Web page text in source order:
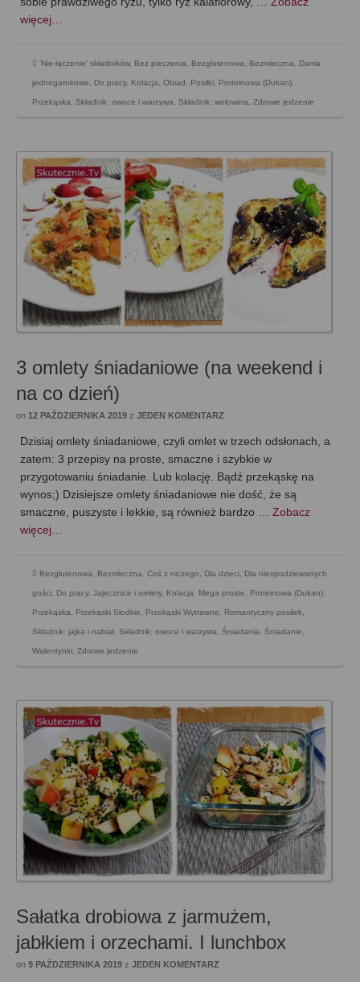
więcej…
'Nie-łączenie' składników, Bez pieczenia Bezglutenowa Bezmleczna Dania
jednogarnkowe Do pracy, Kolacja Obiad Posiłki Proteinowa (Dukan)
Przekąska Składnik: owoce i warzywa Składnik: wołowina Zdrowe jedzenie
3 omlety śniadaniowe (na weekend i
na co dzień)
on 12 PAŹDZIERNIKA 2019 z JEDEN KOMENTARZ
Dzisiaj omlety śniadaniowe, czyli omlet w trzech odsłonach, a
zatem: 3 przepisy na proste, smaczne i szybkie w
przygotowaniu śniadanie. Lub kolację. Bądź przekąskę na
wynos;) Dzisiejsze omlety śniadaniowe nie dość, że są
smaczne, puszyste i lekkie, są również bardzo … Zobacz
więcej…
Bezglutenowa Bezmleczna Coś z niczego Dla dzieci Dla niespodziewanych
gości Do pracy, Jajecznice i omlety, Kolacja Mega proste Proteinowa (Dukan)
Przekąska Przekąski Słodkie Przekąski Wytrawne Romantyczny posiłek
Składnik: jajka i nabiał Składnik: owoce i warzywa Śniadania Śniadanie
Walentynki Zdrowe jedzenie
Sałatka drobiowa z jarmużem,
jabłkiem i orzechami. I lunchbox
on 9 PAŹDZIERNIKA 2019 z JEDEN KOMENTARZ